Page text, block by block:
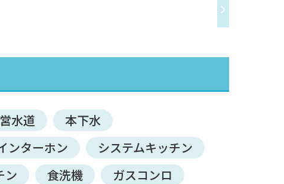
水道
本下水
ンターホン
システムキッチン
ン
食洗機
ガスコンロ